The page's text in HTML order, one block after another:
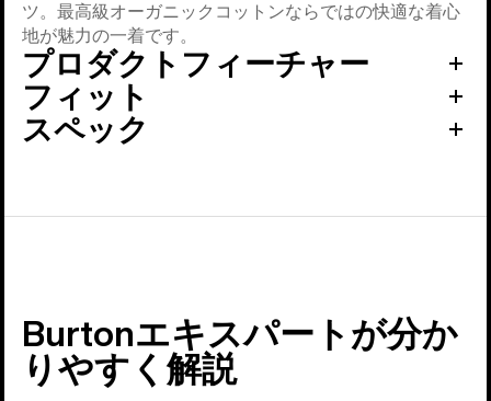
ツ。最高級オーガニックコットンならではの快適な着心
地が魅力の一着です。
プロダクトフィーチャー
フィット
スペック
Burtonエキスパートが分か
りやすく解説